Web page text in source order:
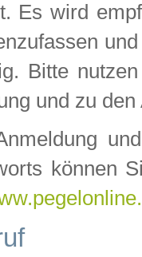
Es wird
Bitte
und zu
können